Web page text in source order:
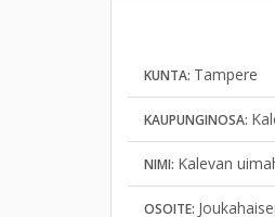
KUNTA: Tampere
KAUPUNGINOSA:
NIMI: Kalevan
OSOITE: